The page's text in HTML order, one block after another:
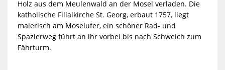
Holz aus dem Meulenwald an der Mosel verladen. Die
katholische Filialkirche St. Georg, erbaut 1757, liegt
malerisch am Moselufer, ein schöner Rad- und
Spazierweg führt an ihr vorbei bis nach Schweich zum
Fährturm.